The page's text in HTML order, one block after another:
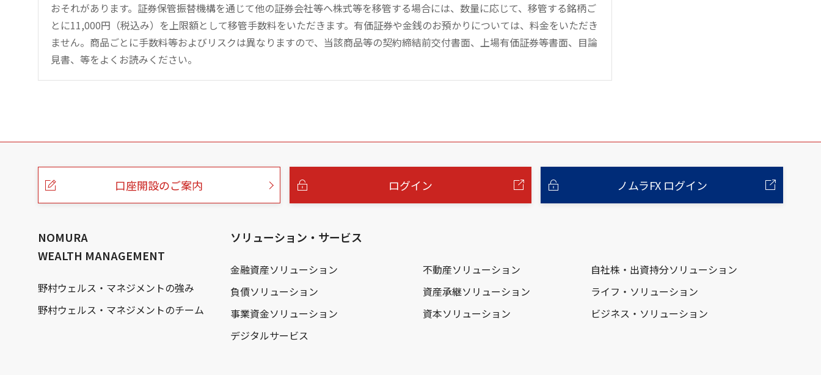
おそれがあります。証券保管振替機構を通じて他の証券会社等へ株式等を移管する場合には、数量に応じて、移管する銘柄ご
とに11,000円（税込み）を上限額として移管手数料をいただきます。有価証券や金銭のお預かりについては、料金をいただき
ません。商品ごとに手数料等およびリスクは異なりますので、当該商品等の契約締結前交付書面、上場有価証券等書面、目論
見書、等をよくお読みください。
こ
口座開設のご案内 ログイン ノムラFX ログイン
NOMURA
WEALTH MANAGEMENT
野村ウェルス・マネジメントの強み
野村ウェルス・マネジメントのチーム
ソリューション・サービス
金融資産ソリューション 不動産ソリューション
自社株・出資持分ソリューション
負債ソリューション
資産承継ソリューション
ライフ・ソリューション
事業資金ソリューション
資本ソリューション
ビジネス・ソリューション
デジタルサービス